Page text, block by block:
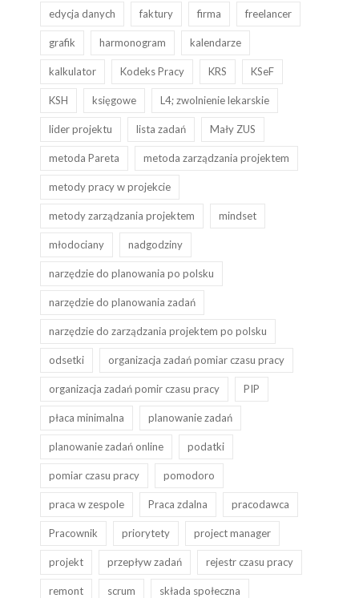
edycja danych faktury firma freelancer
grafik harmonogram kalendarze
kalkulator Kodeks Pracy KRS KSeF
KSH księgowe L4; zwolnienie lekarskie
lider projektu lista zadań Mały ZUS
metoda Pareta metoda zarządzania projektem
metody pracy w projekcie
metody zarządzania projektem mindset
młodociany nadgodziny
narzędzie do planowania po polsku
narzędzie do planowania zadań
narzędzie do zarządzania projektem po polsku
odsetki organizacja zadań pomiar czasu pracy
organizacja zadań pomir czasu pracy PIP
płaca minimalna planowanie zadań
planowanie zadań online podatki
pomiar czasu pracy pomodoro
praca w zespole Praca zdalna pracodawca
Pracownik priorytety project manager
projekt przepływ zadań rejestr czasu pracy
remont scrum składa społeczna